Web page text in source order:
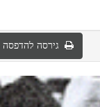
גירסה להדפסה